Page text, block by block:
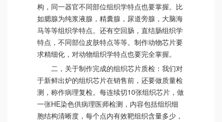
构，同一器官不同部位组织学特点也要掌握。比
如腮腺为纯浆液腺，精囊腺，尿道旁腺，大脑海
马等等组织学特点。还有空回肠，直结肠组织学
特点，不同部位皮肤特点等等。制作动物芯片要
求精细化，对动物组织学特点也要完全掌握。
二，关于制作完成的组织芯片质检：我们对
于新鲜出炉的组织芯片在销售前，还要做质量检
测，称作病理复检。每连续切10张组织芯片，做
一张HE染色供病理医师检测，内容包括组织细
胞结构清晰度，每个点内有效靶组织含量多少，